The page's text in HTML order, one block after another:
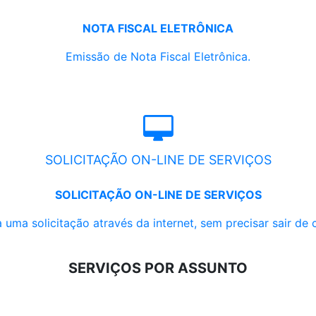
NOTA FISCAL ELETRÔNICA
Emissão de Nota Fiscal Eletrônica.
SOLICITAÇÃO ON-LINE DE SERVIÇOS
SOLICITAÇÃO ON-LINE DE SERVIÇOS
uma solicitação através da internet, sem precisar sair de
SERVIÇOS POR ASSUNTO